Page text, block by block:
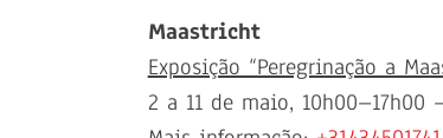
Maastricht
Exposição “Peregrinação a
2 a 11 de maio, 10h00–17h00